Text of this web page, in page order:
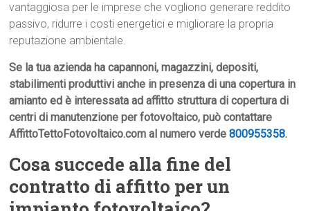
vantaggiosa per le imprese che vogliono generare reddito
passivo, ridurre i costi energetici e migliorare la propria
reputazione ambientale.
Se la tua azienda ha capannoni, magazzini, depositi,
stabilimenti produttivi anche in presenza di una copertura in
amianto ed è interessata ad affitto struttura di copertura di
centri di manutenzione per fotovoltaico, può contattare
AffittoTettoFotovoltaico.com al numero verde800955358.
Cosa succede alla fine del
contratto di affitto per un